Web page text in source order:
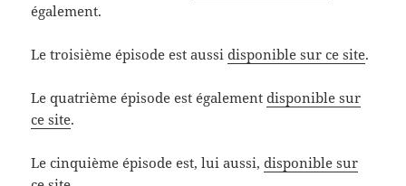
également.
Le troisième épisode est aussidisponible sur ce site.
Le quatrième épisode est égalementdisponible sur
ce site.
Le cinquième épisode est, lui aussi,disponible sur